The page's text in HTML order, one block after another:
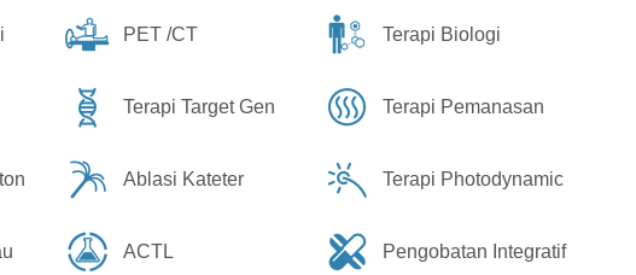
PET /CT Terapi Biologi
Terapi Target Gen Terapi Pemanasan
Ablasi Kateter Terapi Photodynamic
ACTL Pengobatan Integratif